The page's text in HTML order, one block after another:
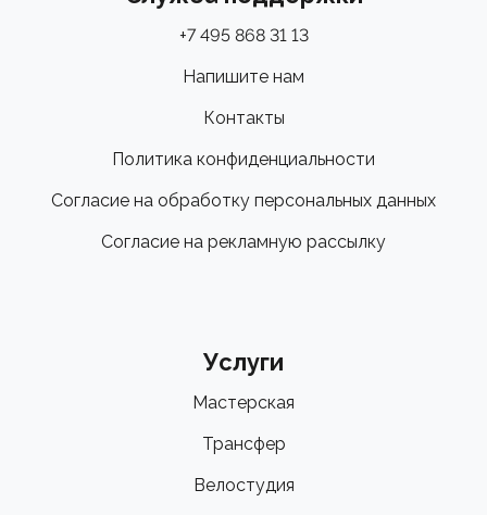
+7 495 868 31 13
Напишите нам
Контакты
Политика конфиденциальности
Согласие на обработку персональных данных
Согласие на рекламную рассылку
Услуги
Мастерская
Трансфер
Велостудия